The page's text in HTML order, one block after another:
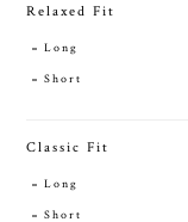
Relaxed Fit
Long
Short
Classic Fit
Long
Short